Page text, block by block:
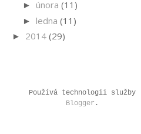
► února (11)
► ledna (11)
► 2014 (29)
Používá technologii služby
Blogger .